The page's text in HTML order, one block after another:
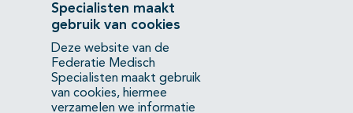
Contact
Mercatorlaan 1200
3528 BL Utrecht
(088) 505 34 34
Specialisten maakt
gebruik van cookies
Deze website van de
Federatie Medisch
Specialisten maakt gebruik
van cookies, hiermee
verzamelen we informatie